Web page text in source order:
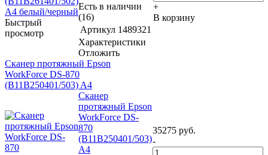
Быстрый
просмотр
Есть в наличии
(16)
Артикул 1489321
Характеристики
Отложить
+
В корзину
Сканер протяжный Epson
WorkForce DS-870
(B11B250401/503) A4
Сканер
протяжный Epson
WorkForce DS-
870
(B11B250401/503)
A4
35275 руб.
-